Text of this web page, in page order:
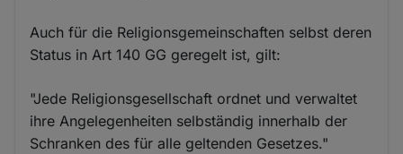
Auch für die Religionsgemeinschaften selbst deren
Status in Art 140 GG geregelt ist, gilt:
"Jede Religionsgesellschaft ordnet und verwaltet
ihre Angelegenheiten selbständig innerhalb der
Schranken des für alle geltenden Gesetzes."